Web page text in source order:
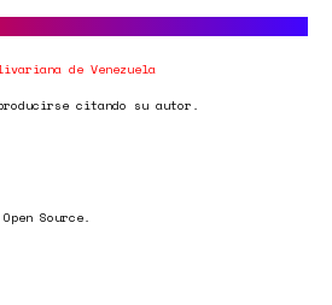
de Venezuela
citando su autor.
Source.